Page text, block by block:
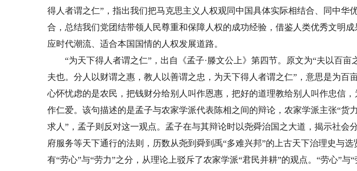
得人者谓之仁”，指出我们把马克思主义人权观同中国具体实际相结合、同中华
合，总结我们党团结带领人民尊重和保障人权的成功经验，借鉴人类优秀文明
应时代潮流、适合本国国情的人权发展道路。
“为天下得人者谓之仁”，出自《孟子·滕文公上》第四节。原文为“夫以百亩
夫也。分人以财谓之惠，教人以善谓之忠，为天下得人者谓之仁”，意思是为百
心怀忧虑的是农民，把钱财分给别人叫作恩惠，把好的道理教给别人叫作忠信，
作仁爱。该句描述的是孟子与农家学派代表陈相之间的辩论，农家学派主张“货
求人”，孟子则反对这一观点。孟子在与其辩论时以尧舜治国之大道，揭示社会
府服务等天下通行的法则，历数从尧到舜到禹“多难兴邦”的上古天下治理史与选
有“劳心”与“劳力”之分，从理论上驳斥了农家学派“君民并耕”的观点。“劳心”与